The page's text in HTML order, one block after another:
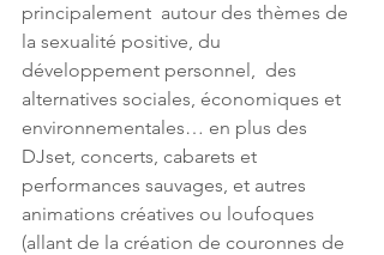
principalement  autour des thèmes de
la sexualité positive, du
développement personnel,  des
alternatives sociales, économiques et
environnementales… en plus des
DJset, concerts, cabarets et
performances sauvages, et autres
animations créatives ou loufoques
(allant de la création de couronnes de